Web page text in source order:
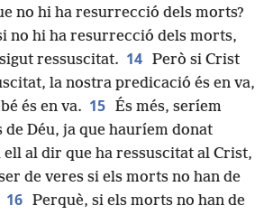
no hi ha resurrecció dels morts?
no hi ha resurrecció dels morts,
ressuscitat. 14 Però si Crist
la nostra predicació és en va,
és en va. 15 És més, seríem
Déu, ja que hauríem donat
al dir que ha ressuscitat al Crist,
de veres si els morts no han de
16 Perquè, si els morts no han de